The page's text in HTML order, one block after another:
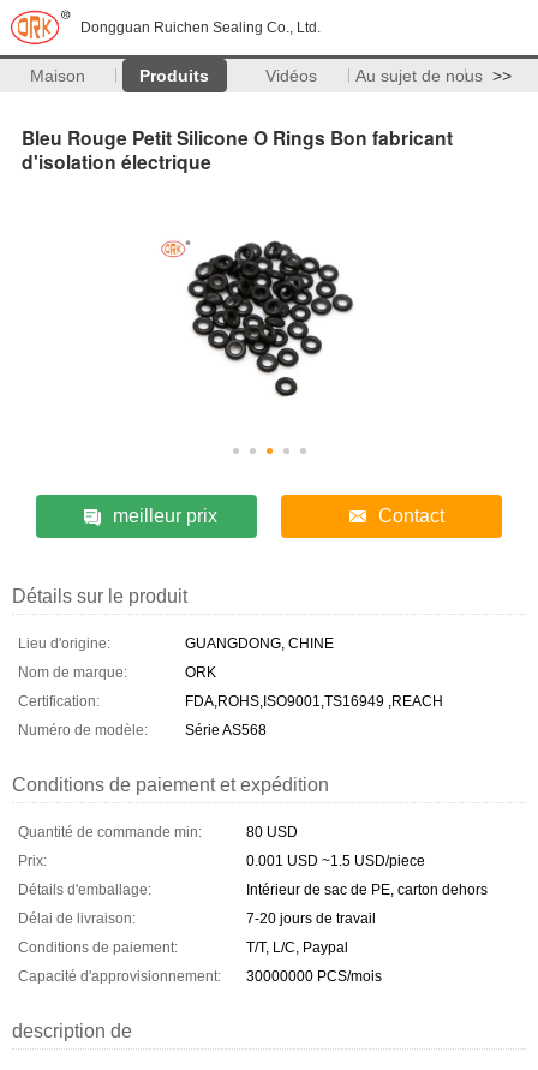
Dongguan Ruichen Sealing Co., Ltd.
Maison Produits Vidéos Au sujet de nous >>
Bleu Rouge Petit Silicone O Rings Bon fabricant
d'isolation électrique
meilleur prix Contact
Détails sur le produit
Lieu d'origine:
GUANGDONG, CHINE
Nom de marque:
ORK
Certification:
FDA,ROHS,ISO9001,TS16949 ,REACH
Numéro de modèle:
Série AS568
Conditions de paiement et expédition
Quantité de commande min:
80 USD
Prix:
0.001 USD ~1.5 USD/piece
Détails d'emballage:
Intérieur de sac de PE, carton dehors
Délai de livraison:
7-20 jours de travail
Conditions de paiement:
T/T, L/C, Paypal
Capacité d'approvisionnement:
30000000 PCS/mois
description de